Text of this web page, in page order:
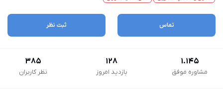
تماس ثبت نظر
1.145
مشاوره موفق
128
بازدید امروز
385
نظر کاربران